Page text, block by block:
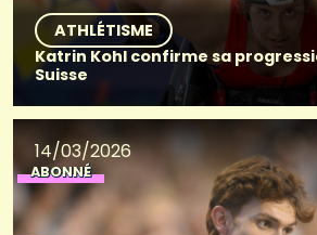
ATHLÉTISME
Katrin Kohl confirme sa
Suisse
14/03/2026
ABONNÉ